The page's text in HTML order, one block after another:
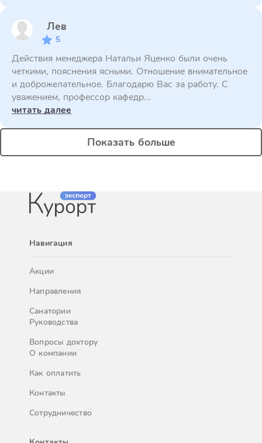
Лев
5
Действия менеджера Натальи Яценко были очень
четкими, пояснения ясными. Отношение внимательное
и доброжелательное. Благодарю Вас за работу. С
уважением, профессор кафедр...
читать далее
Показать больше
Навигация
Акции
Направления
Санатории
Руководства
Вопросы доктору
О компании
Как оплатить
Контакты
Сотрудничество